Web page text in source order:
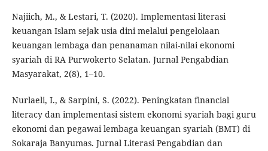
Najiich, M., & Lestari, T. (2020). Implementasi literasi
keuangan Islam sejak usia dini melalui pengelolaan
keuangan lembaga dan penanaman nilai-nilai ekonomi
syariah di RA Purwokerto Selatan. Jurnal Pengabdian
Masyarakat, 2(8), 1–10.
Nurlaeli, I., & Sarpini, S. (2022). Peningkatan financial
literacy dan implementasi sistem ekonomi syariah bagi guru
ekonomi dan pegawai lembaga keuangan syariah (BMT) di
Sokaraja Banyumas. Jurnal Literasi Pengabdian dan